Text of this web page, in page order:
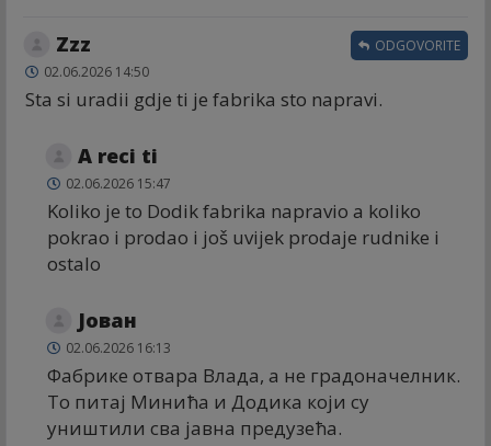
Zzz
02.06.2026 14:50
Sta si uradii gdje ti je fabrika sto napravi.
ODGOVORITE
A reci ti
02.06.2026 15:47
Koliko je to Dodik fabrika napravio a koliko
pokrao i prodao i još uvijek prodaje rudnike i
ostalo
Јован
02.06.2026 16:13
Фабрике отвара Влада, а не градоначелник.
То питај Минића и Додика који су
уништили сва јавна предузећа.